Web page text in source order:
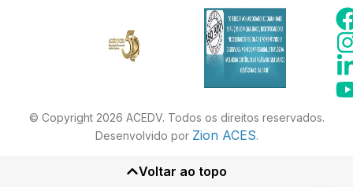
© Copyright 2026 ACEDV. Todos os direitos reservados.
Desenvolvido por Zion ACES.
Voltar ao topo